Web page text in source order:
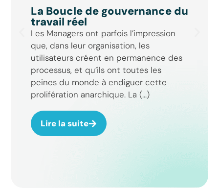
La Boucle de gouvernance du
travail réel
Les Managers ont parfois l’impression
que, dans leur organisation, les
utilisateurs créent en permanence des
processus, et qu’ils ont toutes les
peines du monde à endiguer cette
prolifération anarchique. La (...)
Lire la suite